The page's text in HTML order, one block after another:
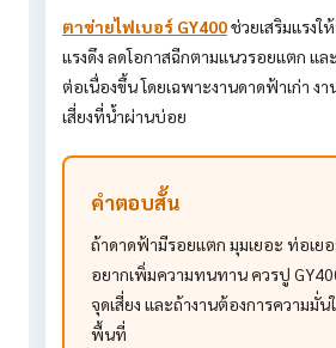
ตาข่ายไฟเบอร์ GY400ช่วยเสริมแรง
แรงดึง ลดโอกาสฉีกตามแนวรอยแตก แ
ต่อเนื่องขึ้น โดยเฉพาะงานดาดฟ้าเก่า ง
เสี่ยงที่น้ำผ่านบ่อย
คำตอบสั้น
ถ้าดาดฟ้ามีรอยแตก มุมเยอะ ท่อเย
อยากเพิ่มความทนทาน ควรปู
จุดเสี่ยง และถ้างานต้องการความมั่น
พื้นที่